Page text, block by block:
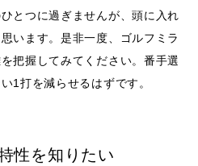
とつに過ぎませんが、頭に入れ
います。是非一度、ゴルフミラ
把握してみてください。番手選
1打を減らせるはずです。
性を知りたい